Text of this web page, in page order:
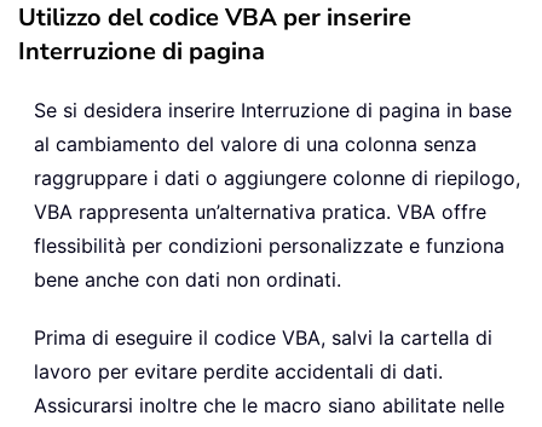
Utilizzo del codice VBA per inserire
Interruzione di pagina
Se si desidera inserire Interruzione di pagina in base
al cambiamento del valore di una colonna senza
raggruppare i dati o aggiungere colonne di riepilogo,
VBA rappresenta un’alternativa pratica. VBA offre
flessibilità per condizioni personalizzate e funziona
bene anche con dati non ordinati.
Prima di eseguire il codice VBA, salvi la cartella di
lavoro per evitare perdite accidentali di dati.
Assicurarsi inoltre che le macro siano abilitate nelle